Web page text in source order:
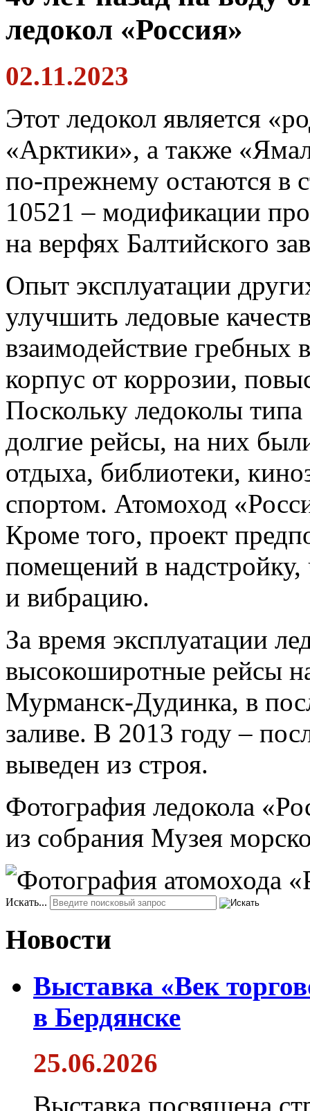
ледокол «Россия»
02.11.2023
Этот ледокол является
«Арктики», а также
по-прежнему остаются в
10521 – модификации
на верфях Балтийского
Опыт эксплуатации
улучшить ледовые
взаимодействие гребных
корпус от коррозии,
Поскольку ледоколы
долгие рейсы, на них
отдыха, библиотеки,
спортом. Атомоход
Кроме того, проект
помещений в
и вибрацию.
За время эксплуатации
высокоширотные рейсы
Мурманск-Дудинка, в
заливе. В 2013 году –
выведен из строя.
Фотография ледокола
из собрания Музея
Искать...
Новости
Выставка «Век
в Бердянске
25.06.2026